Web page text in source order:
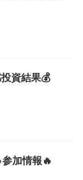
資結果💰
加情報🔥